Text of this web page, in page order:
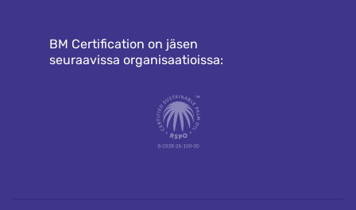
BM Certification on jäsen
seuraavissa organisaatioissa: